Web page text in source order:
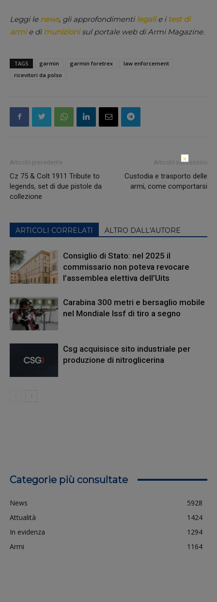
Leggi le news, gli approfondimentilegalie i test di
armie dimunizionisul portale web di Armi Magazine.
TAGS garmin garmin foretrex
law enforcement
ricevitori da polso
Articolo precedente
Cz 75 & Colt 1911 Tribute to
legends, set di due pistole da
collezione
Articolo successivo
Custodia e trasporto delle
armi, come comportarsi
ARTICOLI CORRELATI ALTRO DALL'AUTORE
Consiglio di Stato: nel 2025 il
commissario non poteva revocare
l’assemblea elettiva dell’Uits
Carabina 300 metri e bersaglio mobile
nel Mondiale Issf di tiro a segno
Csg acquisisce sito industriale per
produzione di nitroglicerina
Categorie più consultate
News
5928
Attualità
1424
In evidenza
1294
Armi
1164
×